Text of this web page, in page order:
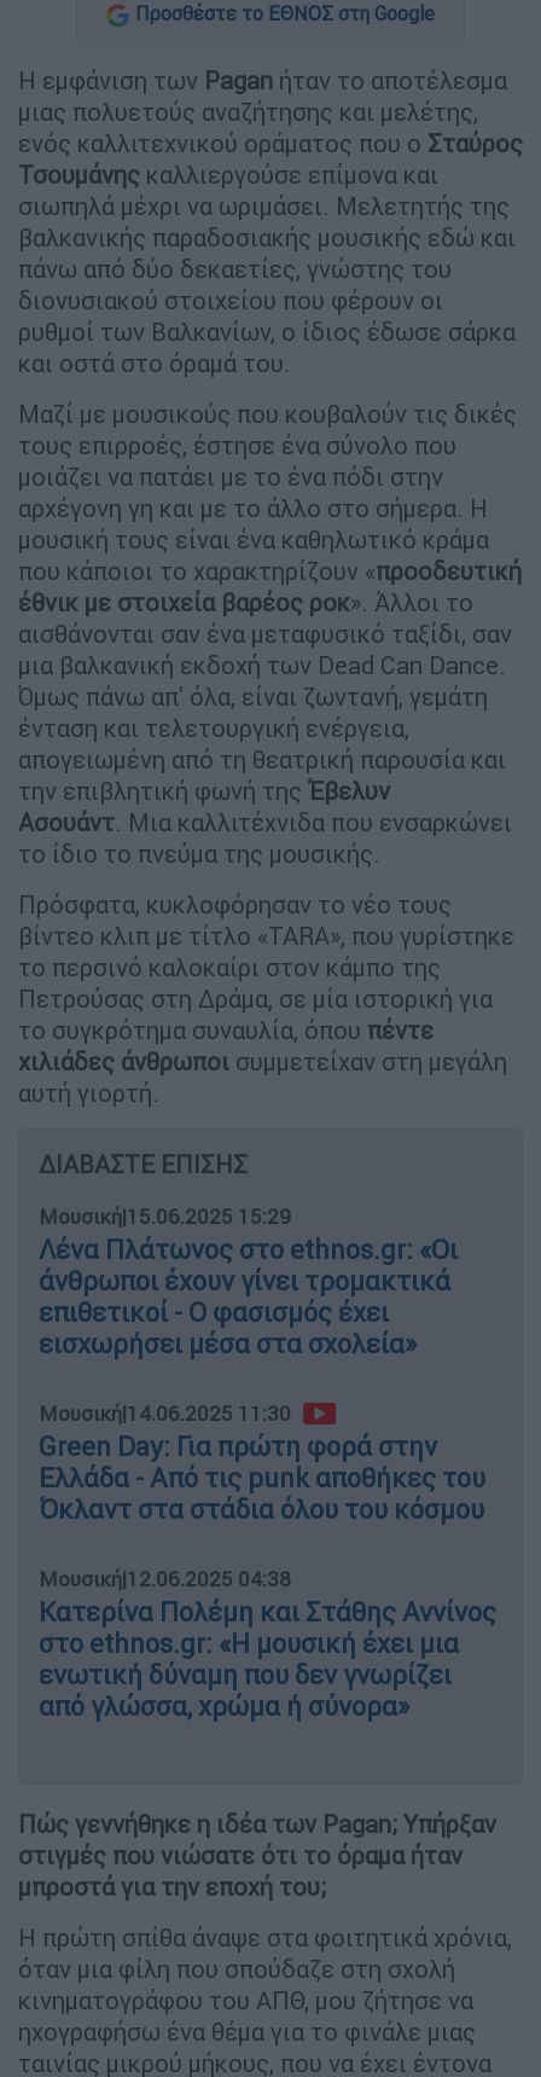
Προσθέστε το ΕΘΝΟΣ στη Google
Η εμφάνιση των Pagan ήταν το αποτέλεσμα
μιας πολυετούς αναζήτησης και μελέτης,
ενός καλλιτεχνικού οράματος που ο Σταύρος
Τσουμάνης καλλιεργούσε επίμονα και
σιωπηλά μέχρι να ωριμάσει. Μελετητής της
βαλκανικής παραδοσιακής μουσικής εδώ και
πάνω από δύο δεκαετίες, γνώστης του
διονυσιακού στοιχείου που φέρουν οι
ρυθμοί των Βαλκανίων, ο ίδιος έδωσε σάρκα
και οστά στο όραμά του.
Μαζί με μουσικούς που κουβαλούν τις δικές
τους επιρροές, έστησε ένα σύνολο που
μοιάζει να πατάει με το ένα πόδι στην
αρχέγονη γη και με το άλλο στο σήμερα. Η
μουσική τους είναι ένα καθηλωτικό κράμα
που κάποιοι το χαρακτηρίζουν «προοδευτική
έθνικ με στοιχεία βαρέος ροκ». Άλλοι το
αισθάνονται σαν ένα μεταφυσικό ταξίδι, σαν
μια βαλκανική εκδοχή των Dead Can Dance.
Όμως πάνω απ' όλα, είναι ζωντανή, γεμάτη
ένταση και τελετουργική ενέργεια,
απογειωμένη από τη θεατρική παρουσία και
την επιβλητική φωνή της Έβελυν
Ασουάντ. Μια καλλιτέχνιδα που ενσαρκώνει
το ίδιο το πνεύμα της μουσικής.
Πρόσφατα, κυκλοφόρησαν το νέο τους
βίντεο κλιπ με τίτλο «TARA», που γυρίστηκε
το περσινό καλοκαίρι στον κάμπο της
Πετρούσας στη Δράμα, σε μία ιστορική για
το συγκρότημα συναυλία, όπου πέντε
χιλιάδες άνθρωποι συμμετείχαν στη μεγάλη
αυτή γιορτή.
ΔΙΑΒΑΣΤΕ ΕΠΙΣΗΣ
Μουσική|15.06.2025 15:29
Λένα Πλάτωνος στο ethnos.gr: «Οι
άνθρωποι έχουν γίνει τρομακτικά
επιθετικοί - Ο φασισμός έχει
εισχωρήσει μέσα στα σχολεία»
Μουσική|14.06.2025 11:30
Green Day: Για πρώτη φορά στην
Ελλάδα - Από τις punk αποθήκες του
Όκλαντ στα στάδια όλου του κόσμου
Μουσική|12.06.2025 04:38
Κατερίνα Πολέμη και Στάθης Αννίνος
στο ethnos.gr: «Η μουσική έχει μια
ενωτική δύναμη που δεν γνωρίζει
από γλώσσα, χρώμα ή σύνορα»
Πώς γεννήθηκε η ιδέα των Pagan; Υπήρξαν
στιγμές που νιώσατε ότι το όραμα ήταν
μπροστά για την εποχή του;
Η πρώτη σπίθα άναψε στα φοιτητικά χρόνια,
όταν μια φίλη που σπούδαζε στη σχολή
κινηματογράφου του ΑΠΘ, μου ζήτησε να
ηχογραφήσω ένα θέμα για το φινάλε μιας
ταινίας μικρού μήκους, που να έχει έντονα